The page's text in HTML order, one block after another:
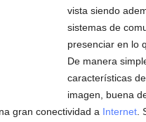
vista siendo
sistemas de
presenciar en lo
De manera
características
imagen, buena
gran conectividad a Internet.